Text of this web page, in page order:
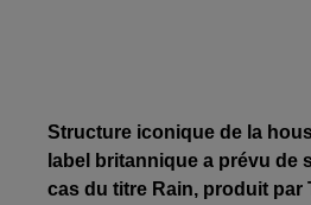
Structure iconique de la
label britannique a prévu de
cas du titre Rain, produit par